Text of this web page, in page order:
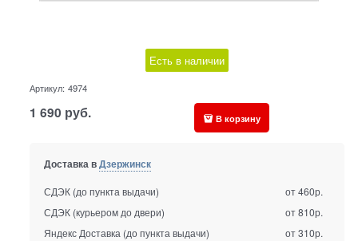
Есть в наличии
Артикул: 4974
1 690 руб. В корзину
Доставка вДзержинск
СДЭК (до пункта выдачи)
от 460р.
СДЭК (курьером до двери)
от 810р.
Яндекс Доставка (до пункта выдачи)
от 310р.